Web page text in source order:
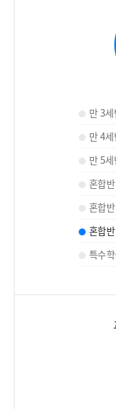
만 3
만 4
만 5
혼합
혼합
혼합
특수